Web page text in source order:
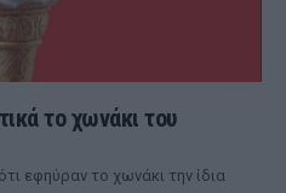
το χωνάκι του
εφηύραν το χωνάκι την ίδια